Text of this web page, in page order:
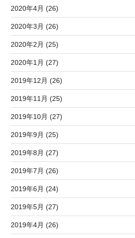
2020年4月 (26)
2020年3月 (26)
2020年2月 (25)
2020年1月 (27)
2019年12月 (26)
2019年11月 (25)
2019年10月 (27)
2019年9月 (25)
2019年8月 (27)
2019年7月 (26)
2019年6月 (24)
2019年5月 (27)
2019年4月 (26)